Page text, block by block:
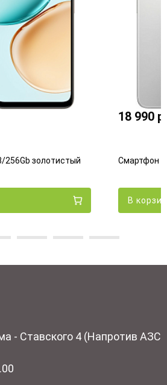
256Gb золотистый
18 990
Смартфон
В
- Ставского 4 (Напротив АЗС